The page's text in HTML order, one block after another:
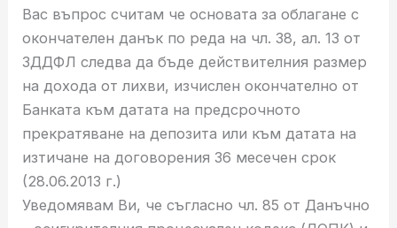
Вас въпрос считам че основата за облагане с
окончателен данък по реда на чл. 38, ал. 13 от
ЗДДФЛ следва да бъде действителния размер
на дохода от лихви, изчислен окончателно от
Банката към датата на предсрочното
прекратяване на депозита или към датата на
изтичане на договорения 36 месечен срок
(28.06.2013 г.)
Уведомявам Ви, че съгласно чл. 85 от Данъчно